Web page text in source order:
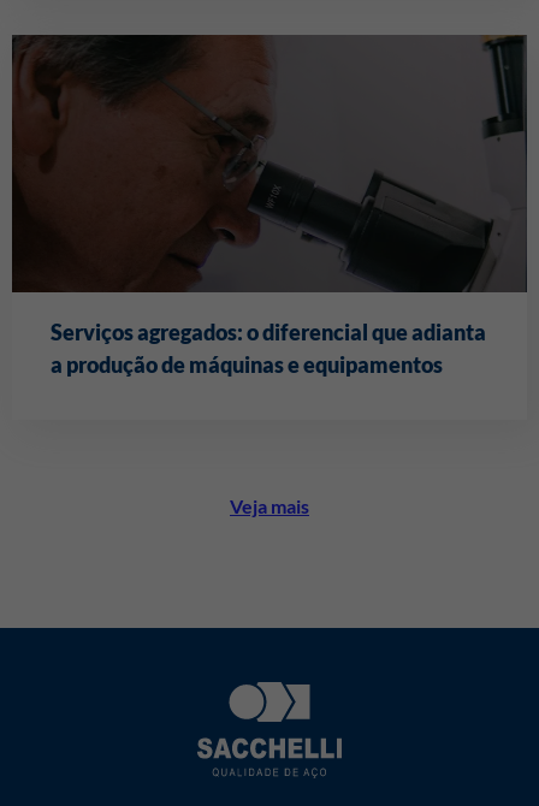
Serviços agregados: o diferencial que adianta
a produção de máquinas e equipamentos
Veja mais